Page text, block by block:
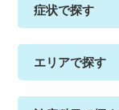
症状で探す
エリアで探す